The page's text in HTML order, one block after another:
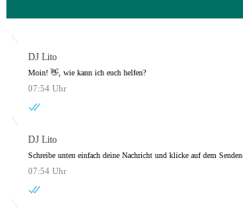
DJ Lito
Moin! 👋, wie kann ich euch helfen?
07:54 Uhr
DJ Lito
Schreibe unten einfach deine Nachricht und klicke auf dem
07:54 Uhr